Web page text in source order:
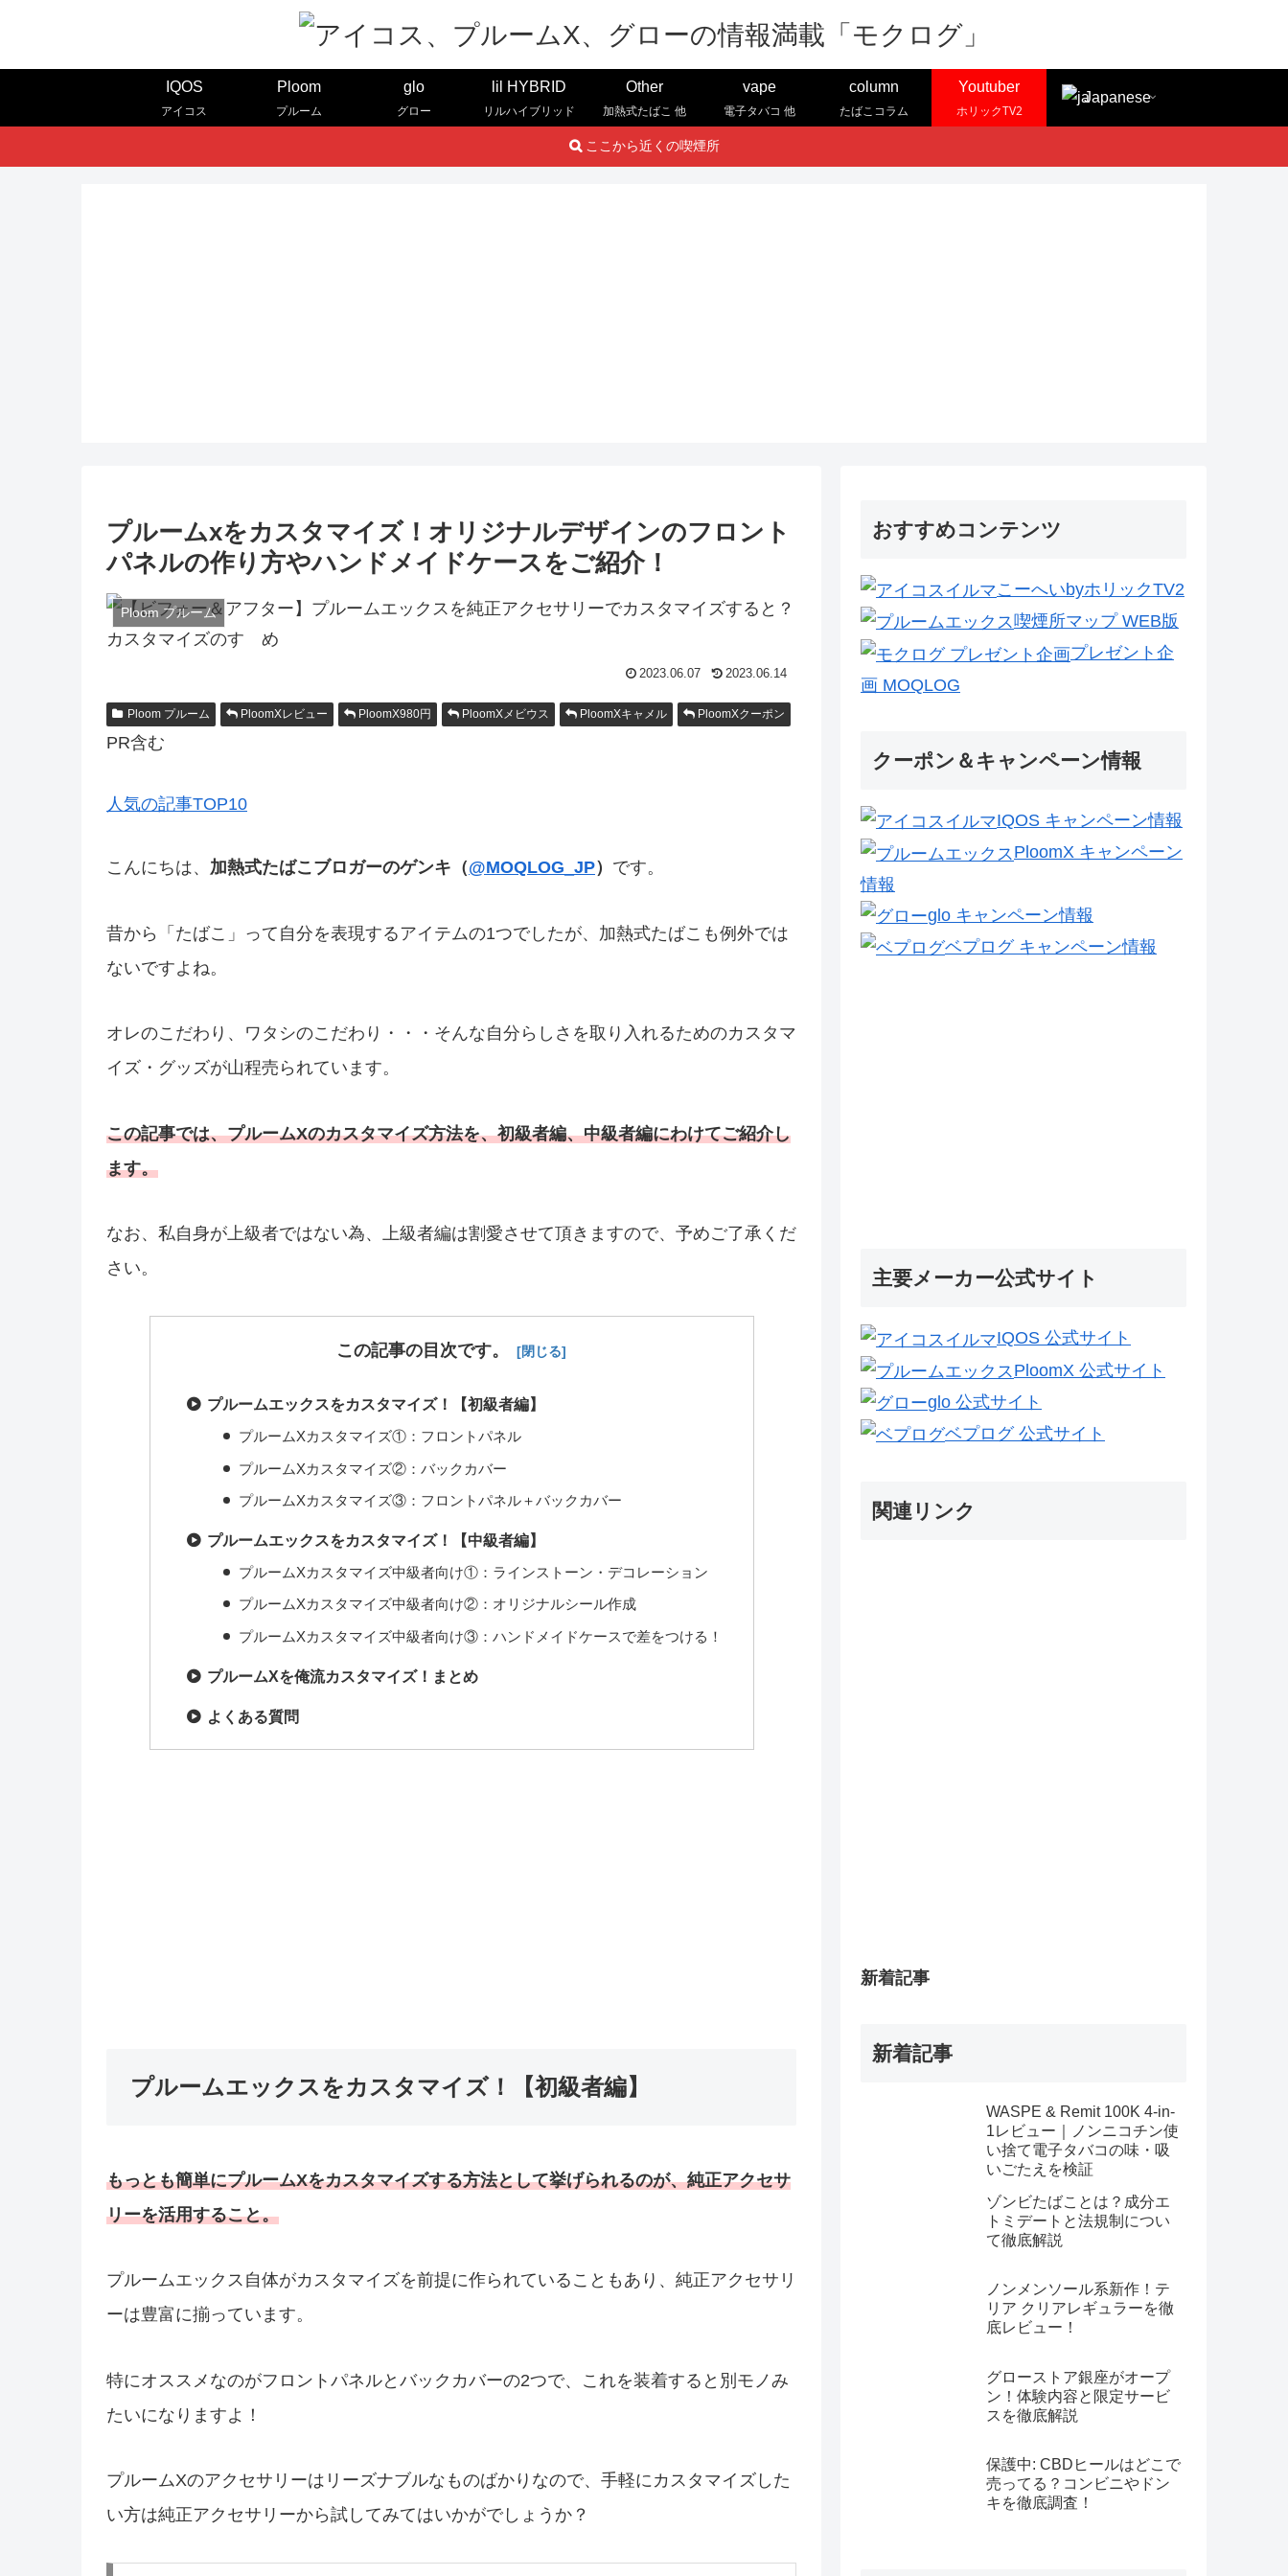
IQOS
アイコス
Ploom
プルーム
glo
グロー
lil HYBRID
リルハイブリッド
Other
加熱式たばこ 他
vape
電子タバコ 他
column
たばこコラム
Youtuber
ホリックTV2
Japanese
ここから近くの喫煙所
プルームxをカスタマイズ！オリジナルデザインのフロント
パネルの作り方やハンドメイドケースをご紹介！
Ploom プルーム
2023.06.07 2023.06.14
Ploom プルーム PloomXレビュー PloomX980円 PloomXメビウス PloomXキャメル PloomXクーポン
PR含む
人気の記事TOP10
こんにちは、 加熱式たばこブロガーのゲンキ（@MOQLOG_JP） です。
昔から「たばこ」って自分を表現するアイテムの1つでしたが、加熱式たばこも例外では
ないですよね。
オレのこだわり、ワタシのこだわり・・・そんな自分らしさを取り入れるためのカスタマ
イズ・グッズが山程売られています。
この記事では、プルームXのカスタマイズ方法を、初級者編、中級者編にわけてご紹介し
ます。
なお、私自身が上級者ではない為、上級者編は割愛させて頂きますので、予めご了承くだ
さい。
この記事の目次です。
プルームエックスをカスタマイズ！【初級者編】
プルームXカスタマイズ①：フロントパネル
プルームXカスタマイズ②：バックカバー
プルームXカスタマイズ③：フロントパネル＋バックカバー
プルームエックスをカスタマイズ！【中級者編】
プルームXカスタマイズ中級者向け①：ラインストーン・デコレーション
プルームXカスタマイズ中級者向け②：オリジナルシール作成
プルームXカスタマイズ中級者向け③：ハンドメイドケースで差をつける！
プルームXを俺流カスタマイズ！まとめ
よくある質問
プルームエックスをカスタマイズ！【初級者編】
もっとも簡単にプルームXをカスタマイズする方法として挙げられるのが、純正アクセサ
リーを活用すること。
プルームエックス自体がカスタマイズを前提に作られていることもあり、純正アクセサリ
ーは豊富に揃っています。
特にオススメなのがフロントパネルとバックカバーの2つで、これを装着すると別モノみ
たいになりますよ！
プルームXのアクセサリーはリーズナブルなものばかりなので、手軽にカスタマイズした
い方は純正アクセサリーから試してみてはいかがでしょうか？
おすすめコンテンツ
こーへいbyホリックTV2
喫煙所マップ WEB版
プレゼント企
画 MOQLOG
クーポン＆キャンペーン情報
IQOS キャンペーン情報
PloomX キャンペーン
情報
glo キャンペーン情報
ベプログ キャンペーン情報
主要メーカー公式サイト
IQOS 公式サイト
PloomX 公式サイト
glo 公式サイト
ベプログ 公式サイト
関連リンク
新着記事
新着記事
WASPE & Remit 100K 4-in-
1レビュー｜ノンニコチン使
い捨て電子タバコの味・吸
いごたえを検証
ゾンビたばことは？成分エ
トミデートと法規制につい
て徹底解説
ノンメンソール系新作！テ
リア クリアレギュラーを徹
底レビュー！
グローストア銀座がオープ
ン！体験内容と限定サービ
スを徹底解説
保護中: CBDヒールはどこで
売ってる？コンビニやドン
キを徹底調査！